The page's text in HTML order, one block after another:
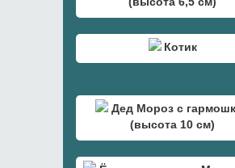
Котик
Дед Мороз с
(высота 10 см)